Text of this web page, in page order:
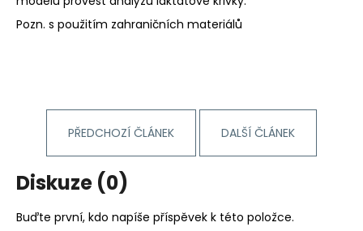
Pozn. s použitím zahraničních materiálů
PŘEDCHOZÍ ČLÁNEK DALŠÍ ČLÁNEK
Diskuze (0)
Buďte první, kdo napíše příspěvek k této položce.